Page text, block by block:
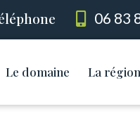
06 83
Le domaine La région